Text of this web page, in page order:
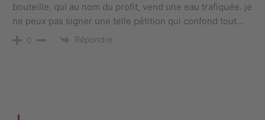
bouteille, qui au nom du profit, vend une eau trafiquée. je
ne peux pas signer une telle pétition qui confond tout…
0 Répondre